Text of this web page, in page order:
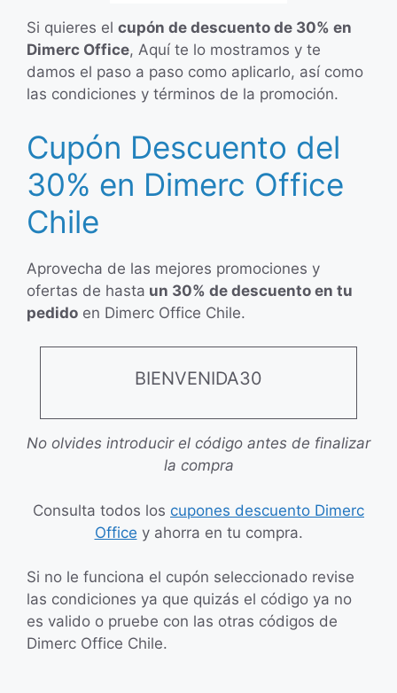
Si quieres el cupón de descuento de 30% en
Dimerc Office, Aquí te lo mostramos y te
damos el paso a paso como aplicarlo, así como
las condiciones y términos de la promoción.
Cupón Descuento del
30% en Dimerc Office
Chile
Aprovecha de las mejores promociones y
ofertas de hasta un 30% de descuento en tu
pedido en Dimerc Office Chile.
BIENVENIDA30
No olvides introducir el código antes de finalizar
la compra
Consulta todos los cupones descuento Dimerc
Office y ahorra en tu compra.
Si no le funciona el cupón seleccionado revise
las condiciones ya que quizás el código ya no
es valido o pruebe con las otras códigos de
Dimerc Office Chile.